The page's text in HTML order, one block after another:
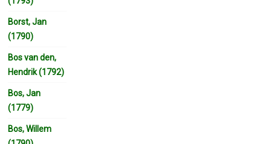
Borst, Jan
(1790)
Bos van den,
Hendrik (1792)
Bos, Jan
(1779)
Bos, Willem